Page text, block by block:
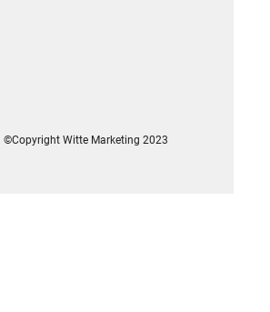
©Copyright Witte Marketing 2023